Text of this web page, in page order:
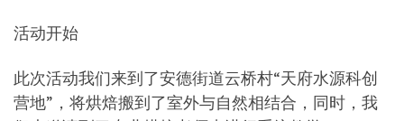
活动开始
此次活动我们来到了安德街道云桥村“天府水源科创
营地”，将烘焙搬到了室外与自然相结合，同时，我